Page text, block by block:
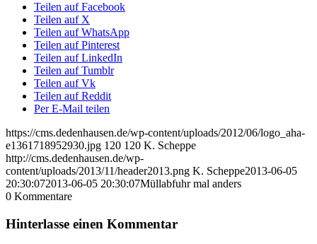
Teilen auf Facebook
Teilen auf X
Teilen auf WhatsApp
Teilen auf Pinterest
Teilen auf LinkedIn
Teilen auf Tumblr
Teilen auf Vk
Teilen auf Reddit
Per E-Mail teilen
https://cms.dedenhausen.de/wp-content/uploads/2012/06/logo_aha-
e1361718952930.jpg 120 120 K. Scheppe
http://cms.dedenhausen.de/wp-
content/uploads/2013/11/header2013.png K. Scheppe2013-06-05
20:30:072013-06-05 20:30:07Müllabfuhr mal anders
0 Kommentare
Hinterlasse einen Kommentar